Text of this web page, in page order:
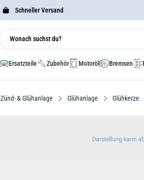
Schneller Versand
Ersatzteile Zubehör Motoröl Bremsen
Zünd- & Glühanlage Glühanlage Glühkerze
Darstellung kann